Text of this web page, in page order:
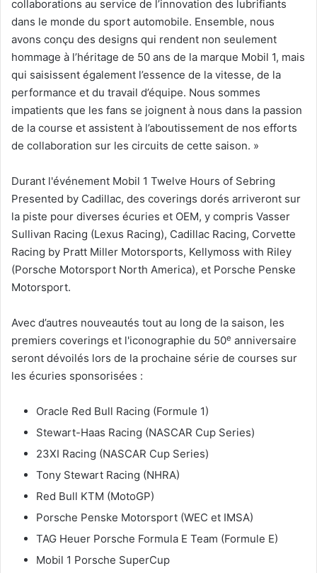
collaborations au service de l’innovation des lubrifiants
dans le monde du sport automobile. Ensemble, nous
avons conçu des designs qui rendent non seulement
hommage à l’héritage de 50 ans de la marque Mobil 1, mais
qui saisissent également l’essence de la vitesse, de la
performance et du travail d’équipe. Nous sommes
impatients que les fans se joignent à nous dans la passion
de la course et assistent à l’aboutissement de nos efforts
de collaboration sur les circuits de cette saison. »
Durant l'événement Mobil 1 Twelve Hours of Sebring
Presented by Cadillac, des coverings dorés arriveront sur
la piste pour diverses écuries et OEM, y compris Vasser
Sullivan Racing (Lexus Racing), Cadillac Racing, Corvette
Racing by Pratt Miller Motorsports, Kellymoss with Riley
(Porsche Motorsport North America), et Porsche Penske
Motorsport.
Avec d’autres nouveautés tout au long de la saison, les
premiers coverings et l'iconographie du 50e anniversaire
seront dévoilés lors de la prochaine série de courses sur
les écuries sponsorisées :
Oracle Red Bull Racing (Formule 1)
Stewart-Haas Racing (NASCAR Cup Series)
23XI Racing (NASCAR Cup Series)
Tony Stewart Racing (NHRA)
Red Bull KTM (MotoGP)
Porsche Penske Motorsport (WEC et IMSA)
TAG Heuer Porsche Formula E Team (Formule E)
Mobil 1 Porsche SuperCup